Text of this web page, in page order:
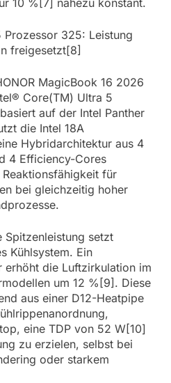
10 %[7] nahezu konstant.
325: Leistung
freigesetzt[8]
MagicBook 16 2026
Core(TM) Ultra 5
auf der Intel Panther
die Intel 18A
Hybridarchitektur aus 4
4 Efficiency-Cores
für
bei gleichzeitig hoher
Spitzenleistung setzt
Kühlsystem. Ein
erhöht die Luftzirkulation im
um 12 %[9]. Diese
aus einer D12-Heatpipe
eine TDP von 52 W[10]
zu erzielen, selbst bei
oder starkem